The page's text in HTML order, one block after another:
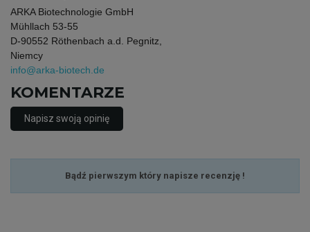
ARKA Biotechnologie GmbH
Mühllach 53-55
D-90552 Röthenbach a.d. Pegnitz,
Niemcy
info@arka-biotech.de
KOMENTARZE
Napisz swoją opinię
Bądź pierwszym który napisze recenzję !